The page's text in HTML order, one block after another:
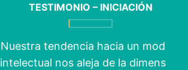
TESTIMONIO – INICIACIÓN
Nuestra tendencia hacia un modelo
intelectual nos aleja de la dimensión